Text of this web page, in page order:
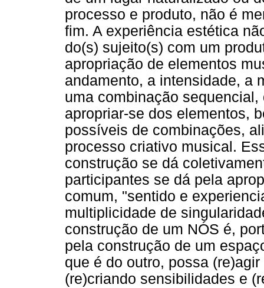
processo e produto, não é
fim. A experiência estética
do(s) sujeito(s) com um
apropriação de elementos
andamento, a intensidade, a
uma combinação
apropriar-se dos elementos,
possíveis de combinações,
processo criativo musical.
construção se dá
participantes se dá pela
comum, "sentido e
multiplicidade de
construção de um NÓS é,
pela construção de um
que é do outro, possa
(re)criando sensibilidades e